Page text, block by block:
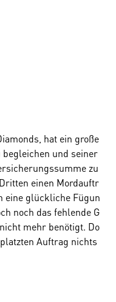
hat ein große
begleichen und seiner
zu
einen Mordauftr
eine glückliche Fügun
noch das fehlende G
mehr benötigt. Do
Auftrag nichts